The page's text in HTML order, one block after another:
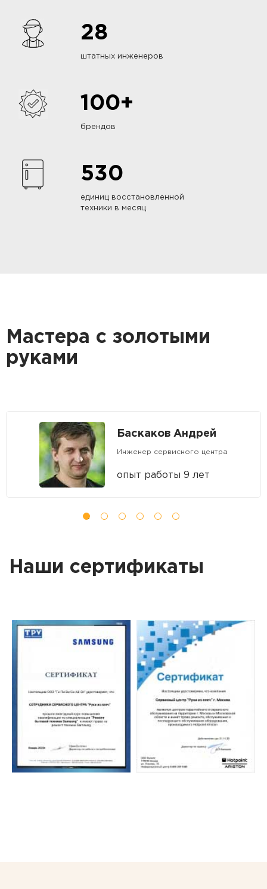
28
штатных инженеров
100+
брендов
530
единиц восстановленной
техники в месяц
Мастера с золотыми
руками
Баскаков Андрей
Инженер сервисного центра
опыт работы 9 лет
Наши сертификаты